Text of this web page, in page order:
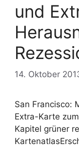
und
14. Oktober
San Francisco:
Extra-Karte
Kapitel grüner